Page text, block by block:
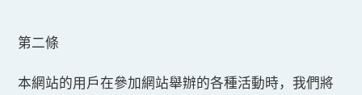
第二條
本網站的用戶在參加網站舉辦的各種活動時，我們將